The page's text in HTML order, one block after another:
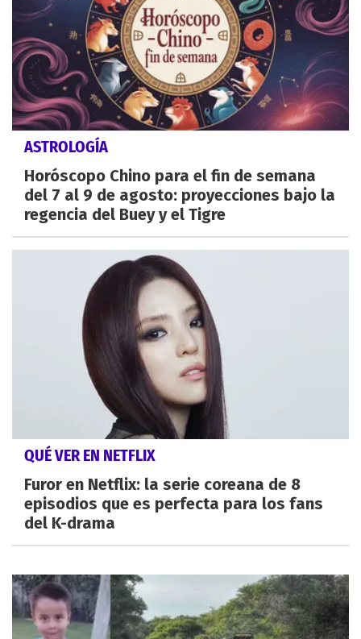
ASTROLOGÍA
Horóscopo Chino para el fin de semana
del 7 al 9 de agosto: proyecciones bajo la
regencia del Buey y el Tigre
QUÉ VER EN NETFLIX
Furor en Netflix: la serie coreana de 8
episodios que es perfecta para los fans
del K-drama